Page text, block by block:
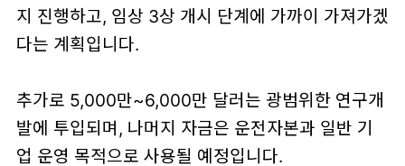
지 진행하고, 임상 3상 개시 단계에 가까이 가져가겠
다는 계획입니다.
추가로 5,000만~6,000만 달러는 광범위한 연구개
발에 투입되며, 나머지 자금은 운전자본과 일반 기
업 운영 목적으로 사용될 예정입니다.